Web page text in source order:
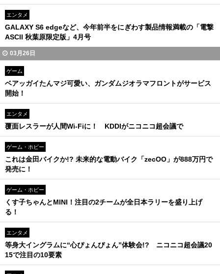
エンタメ
GALAXY S6 edgeなど、今年前半をにぎわす製品情報満載の「電撃
ASCII 秋葉原限定版」4月号
03月26日
ゲーム
ベアッガイたんマジ可愛い、ガンダムジオラマフロントがサービス
開始！
エンタメ
覆面レスラーが人間Wi-Fiに！ KDDIがニコニコ超会議で
ゲーム・ホビー
これは金田バイクか!? 未来的な電動バイク「zecOO」が888万円で
発売に！
ゲーム・ホビー
くす子ちゃんとMINI！注目の2チームが全日本ラリーを盛り上げ
る！
エンタメ
等身大イングラムに“心ぴょんぴょん”体験会!? ニコニコ超会議20
15で注目の10要素